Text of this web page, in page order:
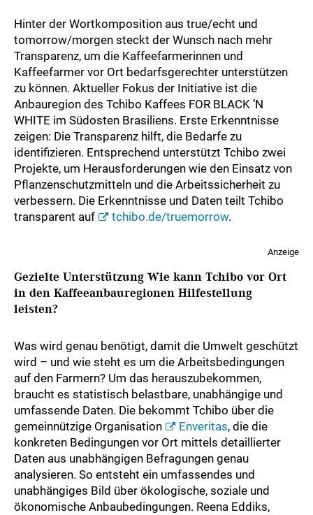
Hinter der Wortkomposition aus true/echt und
tomorrow/morgen steckt der Wunsch nach mehr
Transparenz, um die Kaffeefarmerinnen und
Kaffeefarmer vor Ort bedarfsgerechter unterstützen
zu können. Aktueller Fokus der Initiative ist die
Anbauregion des Tchibo Kaffees FOR BLACK ’N
WHITE im Südosten Brasiliens. Erste Erkenntnisse
zeigen: Die Transparenz hilft, die Bedarfe zu
identifizieren. Entsprechend unterstützt Tchibo zwei
Projekte, um Herausforderungen wie den Einsatz von
Pflanzenschutzmitteln und die Arbeitssicherheit zu
verbessern. Die Erkenntnisse und Daten teilt Tchibo
transparent auf
tchibo.de/truemorrow.
Anzeige
Gezielte Unterstützung Wie kann Tchibo vor Ort
in den Kaffeeanbauregionen Hilfestellung
leisten?
Was wird genau benötigt, damit die Umwelt geschützt
wird – und wie steht es um die Arbeitsbedingungen
auf den Farmern? Um das herauszubekommen,
braucht es statistisch belastbare, unabhängige und
umfassende Daten. Die bekommt Tchibo über die
gemeinnützige Organisation
Enveritas, die die
konkreten Bedingungen vor Ort mittels detaillierter
Daten aus unabhängigen Befragungen genau
analysieren. So entsteht ein umfassendes und
unabhängiges Bild über ökologische, soziale und
ökonomische Anbaubedingungen. Reena Eddiks,